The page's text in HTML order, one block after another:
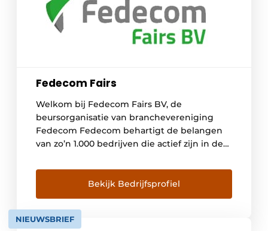
Fedecom Fairs
Welkom bij Fedecom Fairs BV, de
beursorganisatie van branchevereniging
Fedecom Fedecom behartigt de belangen
van zo’n 1.000 bedrijven die actief zijn in de
groensector en industrie & intern transport.
Naast lobby, certificering, opleidingen,
ledenadvies en marktstatistieken zijn
vakbeurzen een belangrijke activiteit.
Daarom heeft Fedecom een aparte bv
Bekijk Bedrijfsprofiel
NIEUWSBRIEF